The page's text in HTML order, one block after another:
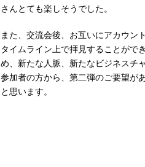
さんとても楽しそうでした。
また、交流会後、お互いにアカウン
タイムライン上で拝見することがで
め、新たな人脈、新たなビジネスチ
参加者の方から、第二弾のご要望が
と思います。